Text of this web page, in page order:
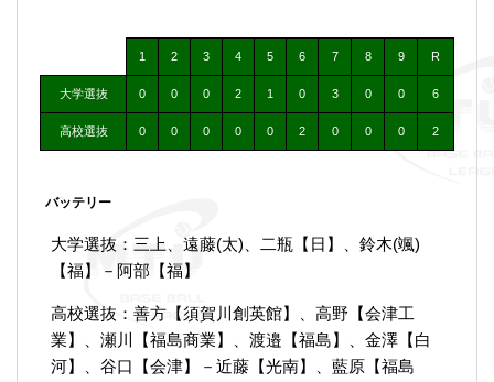
1 2 3 4 5 6 7 8 9 R
大学選抜 0 0 0 2 1 0 3 0 0 6
高校選抜 0 0 0 0 0 2 0 0 0 2
バッテリー
大学選抜：三上、遠藤(太)、二瓶【日】、鈴木(颯)
【福】－阿部【福】
高校選抜：善方【須賀川創英館】、高野【会津工
業】、瀬川【福島商業】、渡邉【福島】、金澤【白
河】、谷口【会津】－近藤【光南】、藍原【福島